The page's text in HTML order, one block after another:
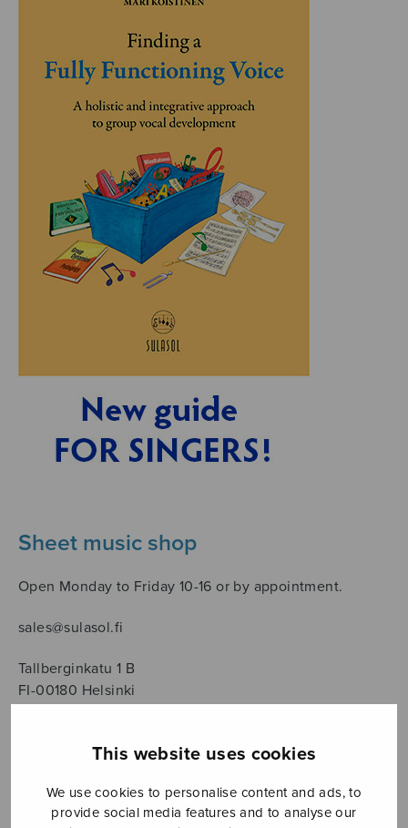
This website uses cookies
We use cookies to personalise content and ads, to
provide social media features and to analyse our
Sheet music shop
Open Monday to Friday 10-16 or by appointment.
sales@sulasol.fi
Tallberginkatu 1 B
FI-00180 Helsinki